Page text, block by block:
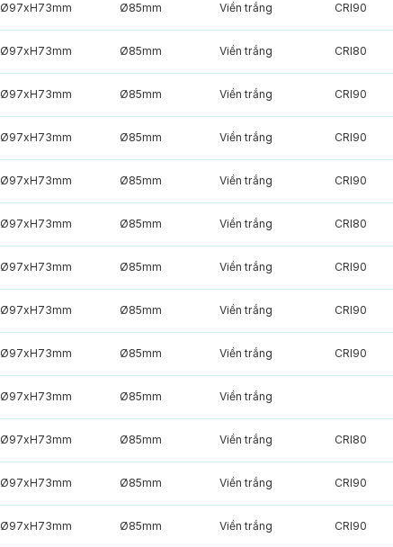
Ø97xH73mm Ø85mm Viền trắng CRI90
Ø97xH73mm Ø85mm Viền trắng CRI80
Ø97xH73mm Ø85mm Viền trắng CRI90
Ø97xH73mm Ø85mm Viền trắng CRI90
Ø97xH73mm Ø85mm Viền trắng CRI90
Ø97xH73mm Ø85mm Viền trắng CRI80
Ø97xH73mm Ø85mm Viền trắng CRI90
Ø97xH73mm Ø85mm Viền trắng CRI90
Ø97xH73mm Ø85mm Viền trắng CRI90
Ø97xH73mm Ø85mm Viền trắng
Ø97xH73mm Ø85mm Viền trắng CRI80
Ø97xH73mm Ø85mm Viền trắng CRI90
Ø97xH73mm Ø85mm Viền trắng CRI90